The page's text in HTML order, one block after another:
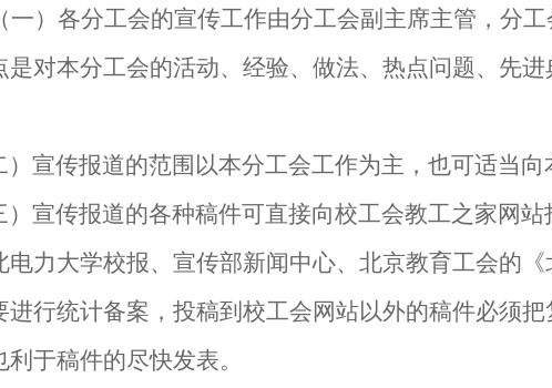
（一）各分工会的宣传工作由分工会副主席主管，分
是对本分工会的活动、经验、做法、热点问题、先
）宣传报道的范围以本分工会工作为主，也可适当向
）宣传报道的各种稿件可直接向校工会教工之家网
电力大学校报、宣传部新闻中心、北京教育工会的
进行统计备案，投稿到校工会网站以外的稿件必须
利于稿件的尽快发表。